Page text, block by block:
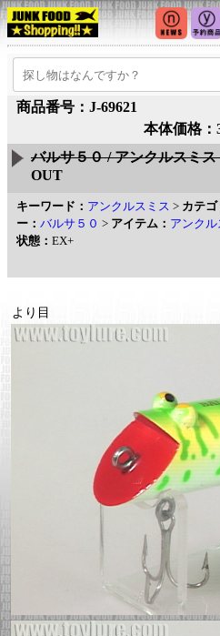
商品番号：J-69621
本体価格
バルサ５０ / アンクルスミ
OUT
キーワード： アンクルスミス > カテゴ
ー： バルサ５０ > アイテム： アンク
状態： EX+
より目